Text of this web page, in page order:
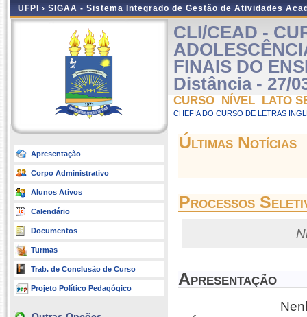
UFPI › SIGAA - Sistema Integrado de Gestão de Atividades
Apresentação
Corpo Administrativo
Alunos Ativos
Calendário
Documentos
Turmas
Trab. de Conclusão de Curso
Projeto Político Pedagógico
CLI/CEAD -
FINAIS DO
Distância - 27/
CURSO NÍVEL LATO
CHEFIA DO CURSO DE LETRAS
Últimas Notícias
Processos
Apresentação